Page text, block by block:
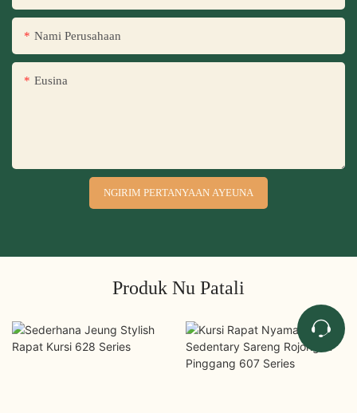
Nami Perusahaan
Eusina
NGIRIM PERTANYAAN AYEUNA
Produk Nu Patali